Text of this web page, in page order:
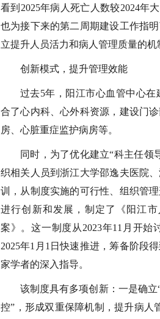
看到2025年病人死亡人数较2024年
也为接下来的第二周期建设工作指
立提升人员活力和病人管理质量的机
创新模式，提升管理效能
过去5年，阳江市心血管中心
合了心内科、心外科资源，建设门
房、心脏重症监护病房等。
同时，为了优化建立“科主任领
织相关人员到浙江大学邵逸夫医院
训，从制度实施的可行性、组织管
进行创新和发展，制定了《阳江
案》。这一制度从2023年11月开始
2025年1月1日快速推进，筹备阶段
家学者的深入指导。
该制度具有多项创新：一是确
控”，形成双重保障机制，提升病人